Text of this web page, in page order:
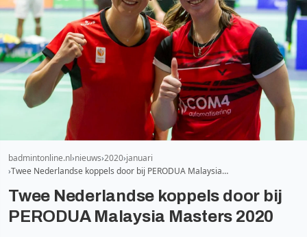
badmintonline.nl nieuws 2020 januari
Twee Nederlandse koppels door bij PERODUA Malaysia…
Twee Nederlandse koppels door bij
PERODUA Malaysia Masters 2020